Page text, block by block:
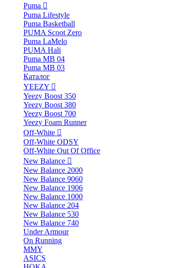
Puma
Puma Lifestyle
Puma Basketball
PUMA Scoot Zero
Puma LaMelo
PUMA Hali
Puma MB 04
Puma MB 03
Каталог
YEEZY
Yeezy Boost 350
Yeezy Boost 380
Yeezy Boost 700
Yeezy Foam Runner
Off-White
Off-White ODSY
Off-White Out Of Office
New Balance
New Balance 2000
New Balance 9060
New Balance 1906
New Balance 1000
New Balance 204
New Balance 530
New Balance 740
Under Armour
On Running
MMY
ASICS